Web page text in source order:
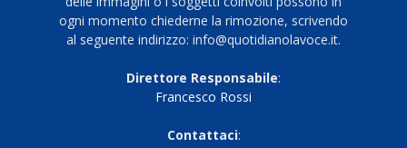
ogni momento chiederne la rimozione, scrivendo
al seguente indirizzo: info@quotidianolavoce.it.
Direttore Responsabile:
Francesco Rossi
Contattaci: